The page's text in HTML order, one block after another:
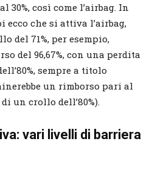
così come l’airbag. In
ecco che si attiva l’airbag,
del 71%, per esempio,
del 96,67%, con una perdita
sempre a titolo
un rimborso pari al
di un crollo dell’80%).
vari livelli di barriera